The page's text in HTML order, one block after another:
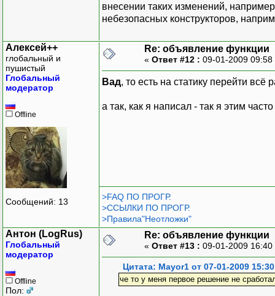
внесении таких изменений,
небезопасных конструкторов,
Алексей++
глобальный и
пушистый
Глобальный
модератор
Offline
Сообщений: 13
Re: объявление функции
« Ответ #12 : 09-01-2009
Вад, то есть на статику перейти всё
а так, как я написал - так я этим
>FAQ ПО ПРОГР.
>ССЫЛКИ ПО ПРОГР.
>Правила"Неотложки"
Антон (LogRus)
Глобальный
модератор
Offline
Пол:
Re: объявление функции
« Ответ #13 : 09-01-2009
Цитата: Mayor1 от 07-01-2009 15:30
че то у меня первое решение не